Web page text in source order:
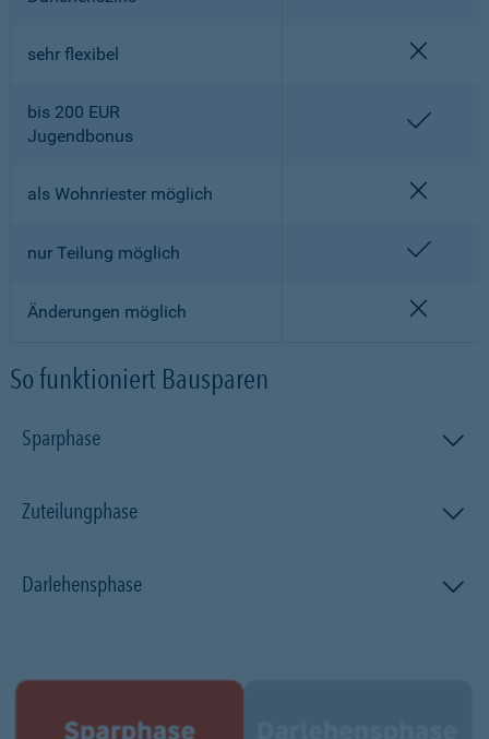
sehr flexibel
bis 200 EUR
Jugendbonus
als Wohnriester möglich
nur Teilung möglich
Änderungen möglich
So funktioniert Bausparen
Sparphase
Zuteilungphase
Darlehensphase